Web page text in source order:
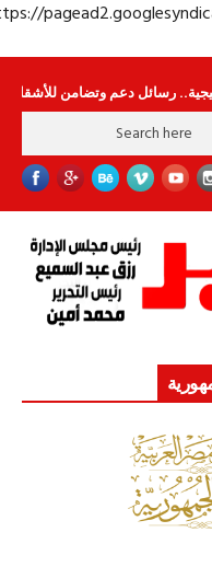
https://
وتضامن للأشقاء جهاز